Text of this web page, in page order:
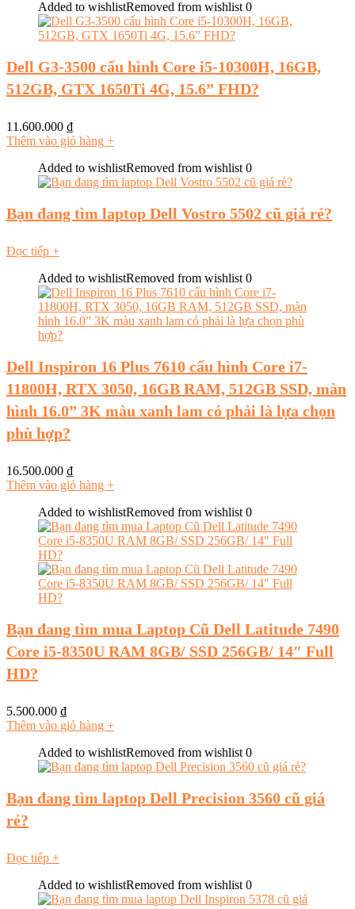
Added to wishlistRemoved from wishlist 0
Dell G3-3500 cấu hình Core i5-10300H, 16GB,
512GB, GTX 1650Ti 4G, 15.6” FHD?
11.600.000 ₫
Thêm vào giỏ hàng +
Added to wishlistRemoved from wishlist 0
Bạn đang tìm laptop Dell Vostro 5502 cũ giá rẻ?
Đọc tiếp +
Added to wishlistRemoved from wishlist 0
Dell Inspiron 16 Plus 7610 cấu hình Core i7-
11800H, RTX 3050, 16GB RAM, 512GB SSD, màn
hình 16.0” 3K màu xanh lam có phải là lựa chọn
phù hợp?
16.500.000 ₫
Thêm vào giỏ hàng +
Added to wishlistRemoved from wishlist 0
Bạn đang tìm mua Laptop Cũ Dell Latitude 7490
Core i5-8350U RAM 8GB/ SSD 256GB/ 14″ Full
HD?
5.500.000 ₫
Thêm vào giỏ hàng +
Added to wishlistRemoved from wishlist 0
Bạn đang tìm laptop Dell Precision 3560 cũ giá
rẻ?
Đọc tiếp +
Added to wishlistRemoved from wishlist 0